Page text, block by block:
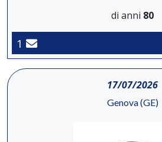
di anni 80
1
17/07/2026
Genova (GE)